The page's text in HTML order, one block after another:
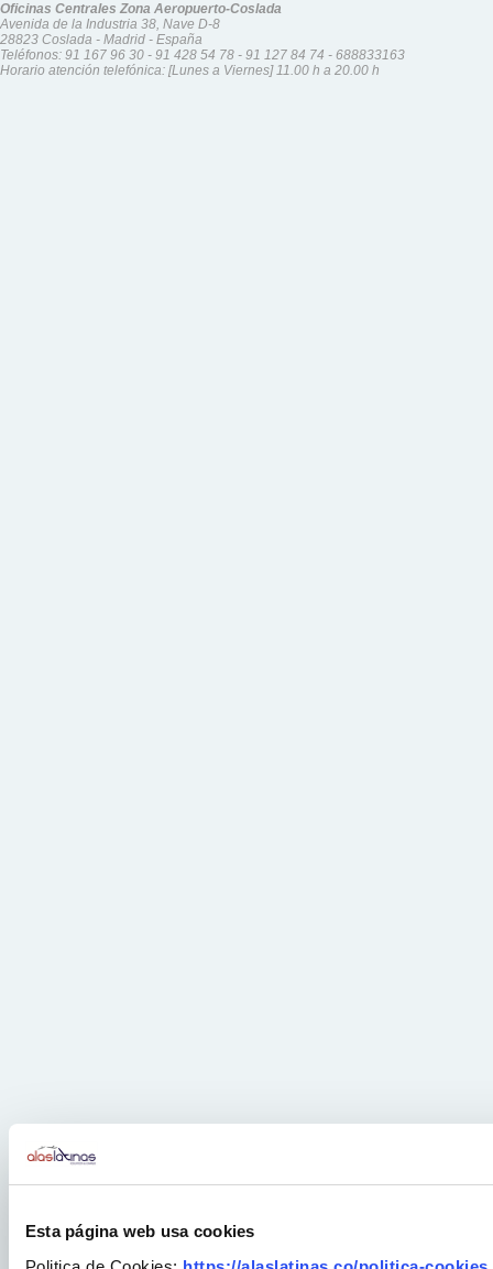
Esta página web usa cookies
Oficinas Centrales Zona Aeropuerto-Coslada
Avenida de la Industria 38, Nave D-8
28823 Coslada - Madrid - España
Teléfonos: 91 167 96 30 - 91 428 54 78 - 91 127 84 74 - 688833163
Horario atención telefónica: [Lunes a Viernes] 11.00 h a 20.00 h